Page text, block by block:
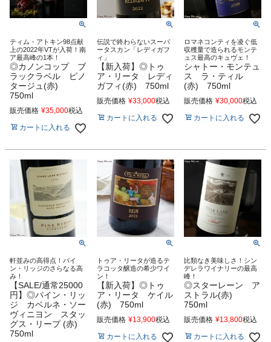
ティム・アトキン98点献
上の2022年VTが入荷！南
ア最高峰の1本！
◎カノンコップ ブ
ラックラベル ピノ
タージュ(赤)
750ml
販売価格 ¥35,000税込
カートに入れる
伝説で終わらないスーパ
ータスカン「レディガフ
ィ」
【新入荷】◎トゥ
ア・リータ レディ
ガフィ(赤) 750ml
販売価格 ¥33,000税込
カートに入れる
ロマネコンティを凌ぐ低
収穫量で造られるモンテ
ュス最高のキュヴェ！
シャトー・モンテュ
ス ラ・ティル
(赤) 750ml
販売価格 ¥30,000税込
カートに入れる
軒並みの高得点！パイ
ン・リッジのさらなる高
み！
【SALE/通常25000
円】◎パイン・リッ
ジ カベルネ・ソー
ヴィニヨン スタッ
グス・リープ (赤)
750ml
トゥア・リータが造るテ
ラコッタ醸造の希少ワイ
ン！
【新入荷】◎トゥ
ア・リータ ケイル
(赤) 750ml
販売価格 ¥13,900税込
カートに入れる
比類なき美味しさ！シン
デレラワイナリーの最高
峰！
◎スターレーン ア
ストラル(赤)
750ml
販売価格 ¥13,800税込
カートに入れる